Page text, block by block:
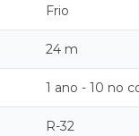
Frio
24 m
1 ano - 10 no
R-32